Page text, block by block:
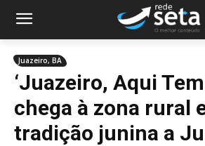
Juazeiro, BA
‘Juazeiro, Aqui
chega à zona rural
tradição junina a